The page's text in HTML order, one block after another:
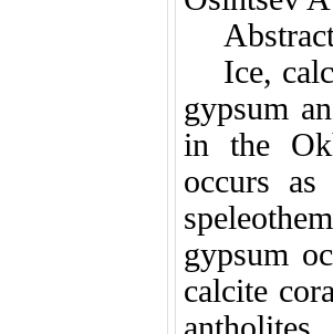
Ice,
gypsum
in the
occurs
gypsum
calcite